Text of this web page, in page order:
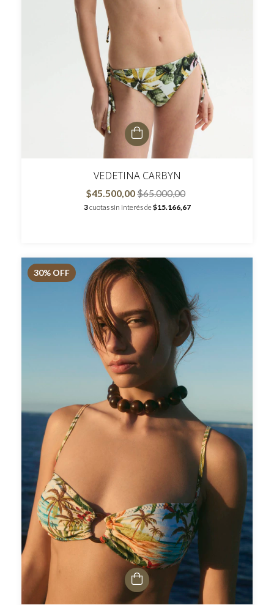
VEDETINA CARBYN
$45.500,00$65.000,00
3cuotas sin interés de$15.166,67
30% OFF